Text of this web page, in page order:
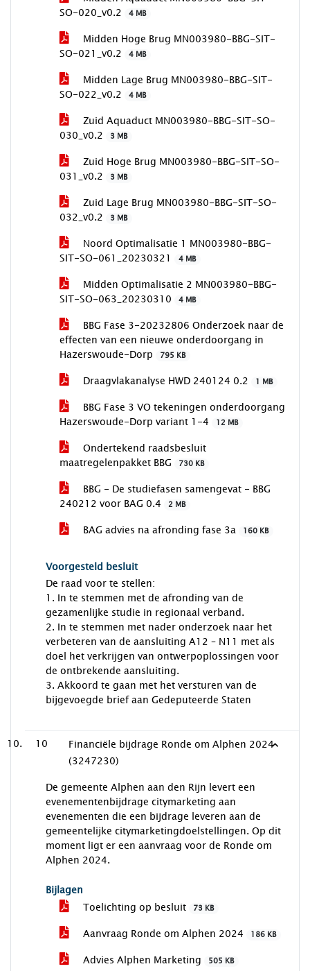
SO-020_v0.2
4 MB
Midden Hoge Brug MN003980-BBG-SIT-
SO-021_v0.2
4 MB
Midden Lage Brug MN003980-BBG-SIT-
SO-022_v0.2
4 MB
Zuid Aquaduct MN003980-BBG-SIT-SO-
030_v0.2
3 MB
Zuid Hoge Brug MN003980-BBG-SIT-SO-
031_v0.2
3 MB
Zuid Lage Brug MN003980-BBG-SIT-SO-
032_v0.2
3 MB
Noord Optimalisatie 1 MN003980-BBG-
SIT-SO-061_20230321
4 MB
Midden Optimalisatie 2 MN003980-BBG-
SIT-SO-063_20230310
4 MB
BBG Fase 3-20232806 Onderzoek naar de
effecten van een nieuwe onderdoorgang in
Hazerswoude-Dorp
795 KB
Draagvlakanalyse HWD 240124 0.2 1 MB
BBG Fase 3 VO tekeningen onderdoorgang
Hazerswoude-Dorp variant 1-4
12 MB
Ondertekend raadsbesluit
maatregelenpakket BBG
730 KB
BBG - De studiefasen samengevat - BBG
240212 voor BAG 0.4
2 MB
BAG advies na afronding fase 3a 160 KB
Voorgesteld besluit
De raad voor te stellen:
1. In te stemmen met de afronding van de
gezamenlijke studie in regionaal verband.
2. In te stemmen met nader onderzoek naar het
verbeteren van de aansluiting A12 – N11 met als
doel het verkrijgen van ontwerpoplossingen voor
de ontbrekende aansluiting.
3. Akkoord te gaan met het versturen van de
bijgevoegde brief aan Gedeputeerde Staten
10
Financiële bijdrage Ronde om Alphen 2024
(3247230)
De gemeente Alphen aan den Rijn levert een
evenementenbijdrage citymarketing aan
evenementen die een bijdrage leveren aan de
gemeentelijke citymarketingdoelstellingen. Op dit
moment ligt er een aanvraag voor de Ronde om
Alphen 2024.
Bijlagen
Toelichting op besluit
73 KB
Aanvraag Ronde om Alphen 2024 186 KB
Advies Alphen Marketing 505 KB